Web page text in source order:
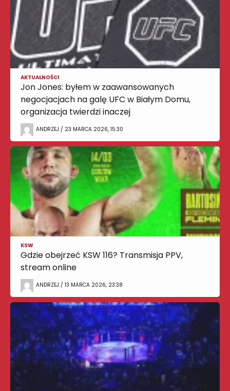
AKTUALNOŚCI
Jon Jones: byłem w zaawansowanych
negocjacjach na galę UFC w Białym Domu,
organizacja twierdzi inaczej
ANDRZEJ / 23 MARCA 2026, 15:30
KSW
Gdzie obejrzeć KSW 116? Transmisja PPV,
stream online
ANDRZEJ / 13 MARCA 2026, 23:38